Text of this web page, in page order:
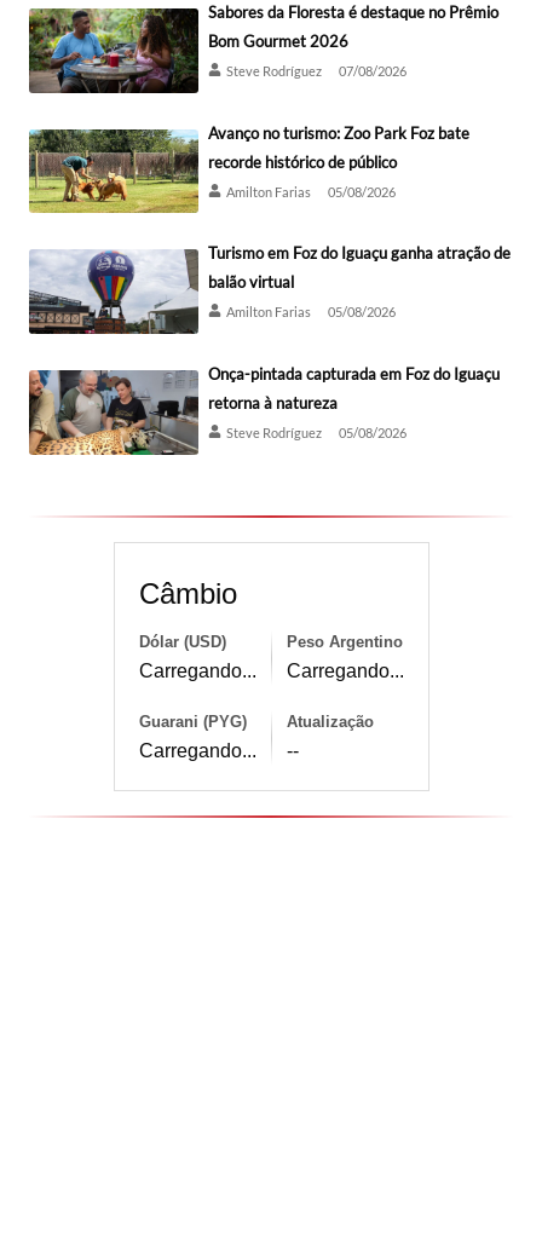
Sabores da Floresta é destaque no Prêmio
Bom Gourmet 2026
Steve Rodríguez 07/08/2026
Avanço no turismo: Zoo Park Foz bate
recorde histórico de público
Amilton Farias 05/08/2026
Turismo em Foz do Iguaçu ganha atração de
balão virtual
Amilton Farias 05/08/2026
Onça-pintada capturada em Foz do Iguaçu
retorna à natureza
Steve Rodríguez 05/08/2026
Câmbio
Dólar (USD)
Carregando...
Peso Argentino
Carregando...
Guarani (PYG)
Carregando...
Atualização
--